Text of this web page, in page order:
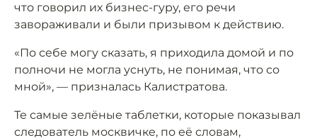
что говорил их бизнес-гуру, его речи
завораживали и были призывом к действию.
«По себе могу сказать, я приходила домой и по
полночи не могла уснуть, не понимая, что со
мной», — призналась Калистратова.
Те самые зелёные таблетки, которые показывал
следователь москвичке, по её словам,